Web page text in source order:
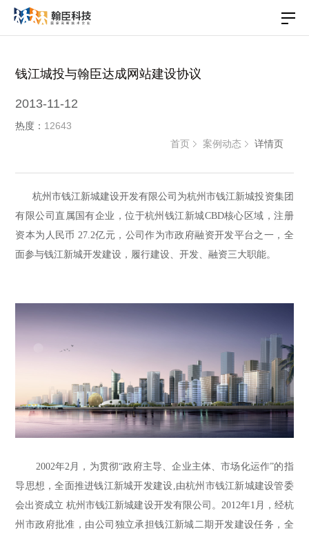
钱江城投与翰臣达成网站建设协议
2013-11-12
热度： 12643
首页
案例动态 详情页
杭州市钱江新城建设开发有限公司为杭州市钱江新城投资集团
有限公司直属国有企业，位于杭州钱江新城CBD核心区域，注册
资本为人民币 27.2亿元，公司作为市政府融资开发平台之一，全
面参与钱江新城开发建设，履行建设、开发、融资三大职能。
2002年2月，为贯彻“政府主导、企业主体、市场化运作”的指
导思想，全面推进钱江新城开发建设,由杭州市钱江新城建设管委
会出资成立 杭州市钱江新城建设开发有限公司。2012年1月，经杭
州市政府批准，由公司独立承担钱江新城二期开发建设任务，全